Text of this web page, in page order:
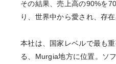
その結果、売上高の90%を
り、 世界中から愛され、存在
本社は、国家レベルで最も
る、 Murgia地方に位置。ソ